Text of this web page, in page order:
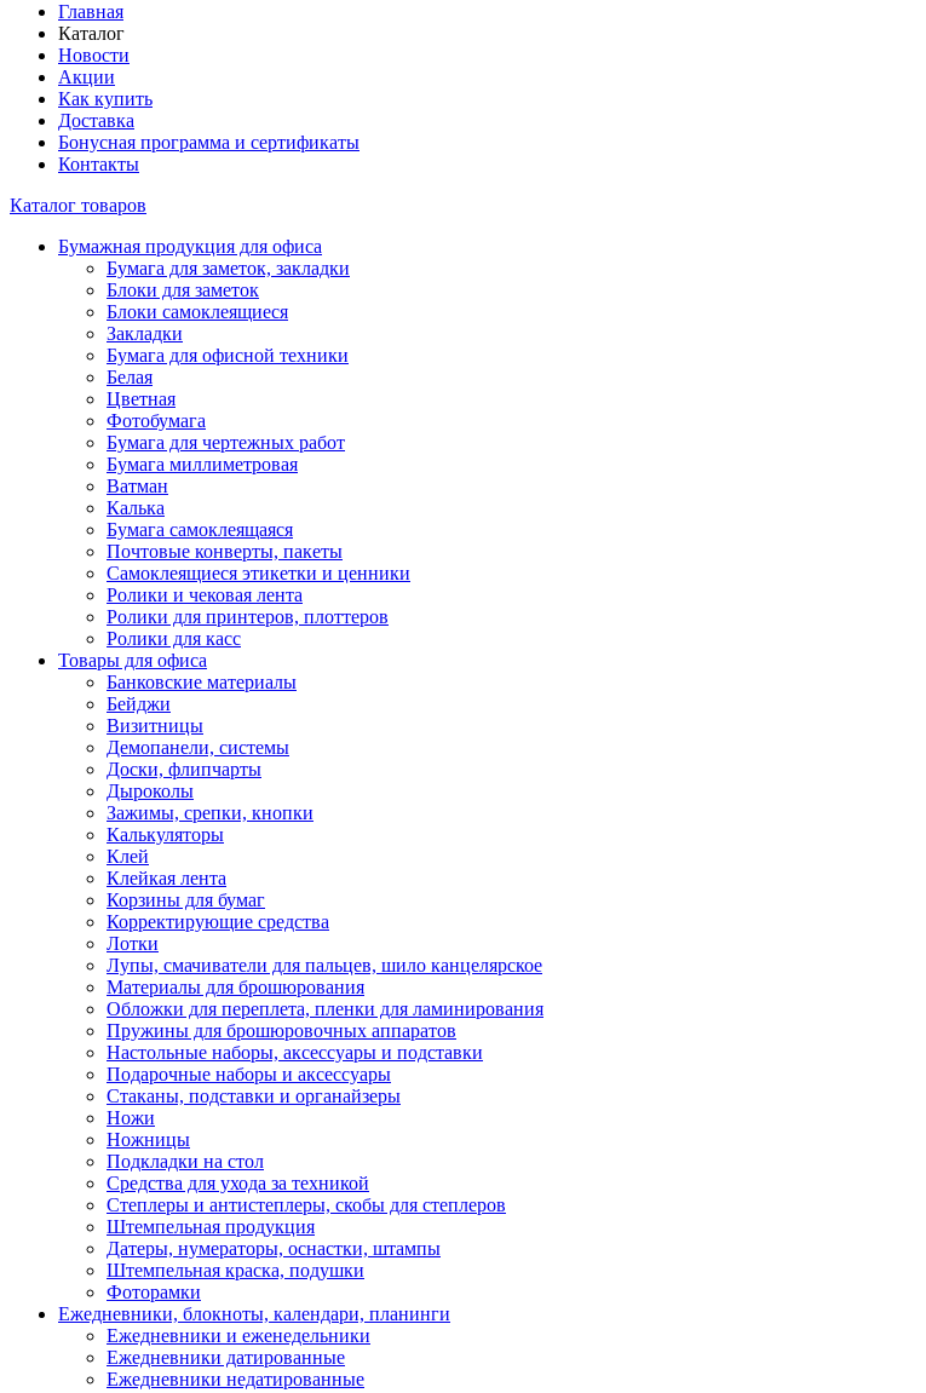
Главная
Каталог
Новости
Акции
Как купить
Доставка
Бонусная программа и сертификаты
Контакты
Каталог товаров
Бумажная продукция для офиса
Бумага для заметок, закладки
Блоки для заметок
Блоки самоклеящиеся
Закладки
Бумага для офисной техники
Белая
Цветная
Фотобумага
Бумага для чертежных работ
Бумага миллиметровая
Ватман
Калька
Бумага самоклеящаяся
Почтовые конверты, пакеты
Самоклеящиеся этикетки и ценники
Ролики и чековая лента
Ролики для принтеров, плоттеров
Ролики для касс
Товары для офиса
Банковские материалы
Бейджи
Визитницы
Демопанели, системы
Доски, флипчарты
Дыроколы
Зажимы, срепки, кнопки
Калькуляторы
Клей
Клейкая лента
Корзины для бумаг
Корректирующие средства
Лотки
Лупы, смачиватели для пальцев, шило канцелярское
Материалы для брошюрования
Обложки для переплета, пленки для ламинирования
Пружины для брошюровочных аппаратов
Настольные наборы, аксессуары и подставки
Подарочные наборы и аксессуары
Стаканы, подставки и органайзеры
Ножи
Ножницы
Подкладки на стол
Средства для ухода за техникой
Степлеры и антистеплеры, скобы для степлеров
Штемпельная продукция
Датеры, нумераторы, оснастки, штампы
Штемпельная краска, подушки
Фоторамки
Ежедневники, блокноты, календари, планинги
Ежедневники и еженедельники
Ежедневники датированные
Ежедневники недатированные